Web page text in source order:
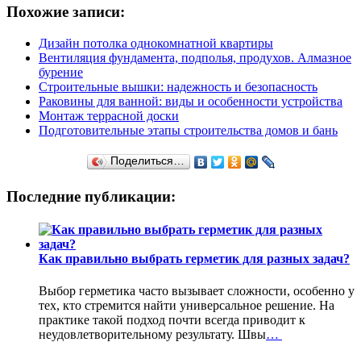
Похожие записи:
Дизайн потолка однокомнатной квартиры
Вентиляция фундамента, подполья, продухов. Алмазное
бурение
Строительные вышки: надежность и безопасность
Раковины для ванной: виды и особенности устройства
Монтаж террасной доски
Подготовительные этапы строительства домов и бань
Поделиться…
Последние публикации:
Как правильно выбрать герметик для разных задач?
Выбор герметика часто вызывает сложности, особенно у
тех, кто стремится найти универсальное решение. На
практике такой подход почти всегда приводит к
неудовлетворительному результату. Швы…